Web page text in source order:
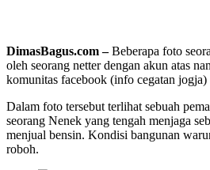
DimasBagus.com –Beberapa foto
oleh seorang netter dengan akun atas
komunitas facebook (info cegatan
Dalam foto tersebut terlihat sebuah
seorang Nenek yang tengah menjaga
menjual bensin. Kondisi bangunan
roboh.